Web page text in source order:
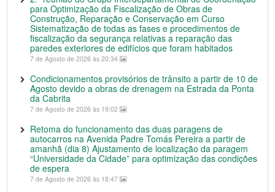
para Optimização da Fiscalização de Obras de
Construção, Reparação e Conservação em Curso
Sistematização de todas as fases e procedimentos de
fiscalização da segurança relativas a reparação das
paredes exteriores de edifícios que foram habitados
7 de Agosto de 2026 às 20:34
Condicionamentos provisórios de trânsito a partir de 10 de
Agosto devido a obras de drenagem na Estrada da Ponta
da Cabrita
7 de Agosto de 2026 às 19:02
Retoma do funcionamento das duas paragens de
autocarros na Avenida Padre Tomás Pereira a partir de
amanhã (dia 8) Ajustamento de localização da paragem
“Universidade da Cidade” para optimização das condições
de espera
7 de Agosto de 2026 às 18:47